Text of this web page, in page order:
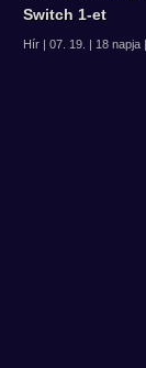
Switch 1-et
Hír | 07. 19. | 18 napja